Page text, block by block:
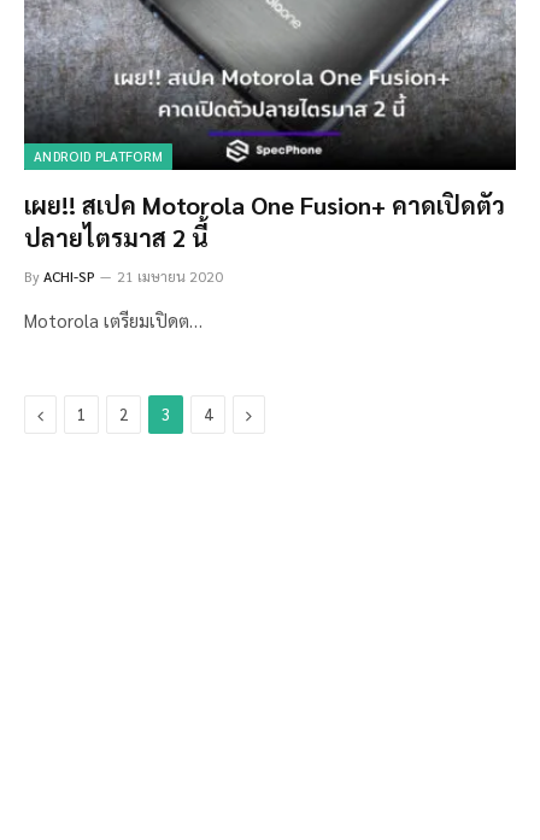
ANDROID PLATFORM
เผย!! สเปค Motorola One Fusion+ คาดเปิดตัว
ปลายไตรมาส 2 นี้
ByACHI-SP 21 เมษายน 2020
Motorola เตรียมเปิดต…
Previous
1 2 3 4 Next